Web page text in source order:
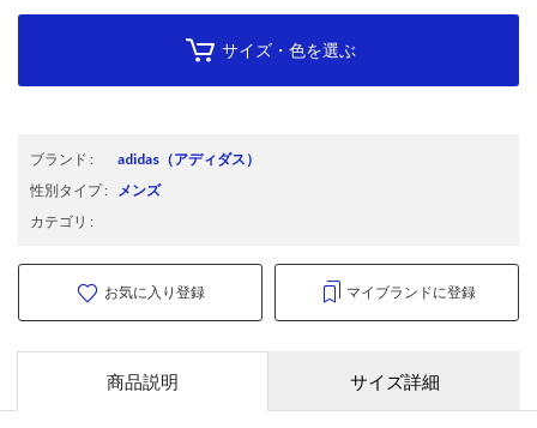
サイズ・色を選ぶ
ブランド : adidas （アディダス）
性別タイプ:
メンズ
カテゴリ :
お気に入り登録 マイブランドに登録
商品説明 サイズ詳細